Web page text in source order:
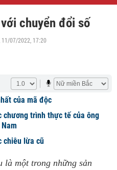
chuyển đổi số
11/07/2022, 17:20
của mã độc
chương trình thực tế của ông
chiêu lừa cũ
là một trong những sản